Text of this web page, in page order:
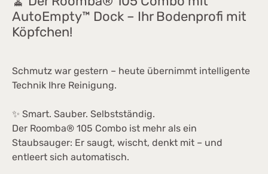
AutoEmpty™ Dock – Ihr Bodenprofi mit
Köpfchen!
Schmutz war gestern – heute übernimmt intelligente
Technik Ihre Reinigung.
✨ Smart. Sauber. Selbstständig.
Der Roomba® 105 Combo ist mehr als ein
Staubsauger: Er saugt, wischt, denkt mit – und
entleert sich automatisch.